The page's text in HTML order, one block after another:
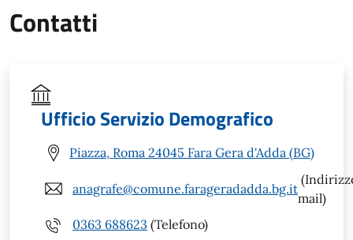
Contatti
Ufficio Servizio Demografico
Piazza, Roma 24045 Fara Gera d'Adda (BG)
anagrafe@comune.farageradadda.bg.it
mail)
0363 688623 (Telefono)